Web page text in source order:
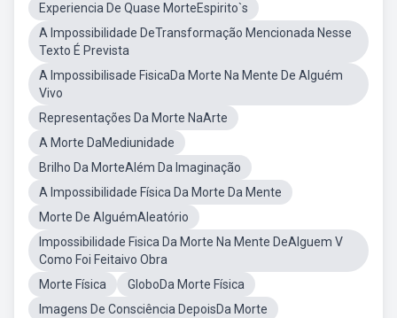
Experiencia De Quase MorteEspirito`s
A Impossibilidade DeTransformação Mencionada Nesse
Texto É Prevista
A Impossibilisade FisicaDa Morte Na Mente De Alguém
Vivo
Representações Da Morte NaArte
A Morte DaMediunidade
Brilho Da MorteAlém Da Imaginação
A Impossibilidade Física Da Morte Da Mente
Morte De AlguémAleatório
Impossibilidade Fisica Da Morte Na Mente DeAlguem V
Como Foi Feitaivo Obra
Morte Física
GloboDa Morte Física
Imagens De Consciência DepoisDa Morte